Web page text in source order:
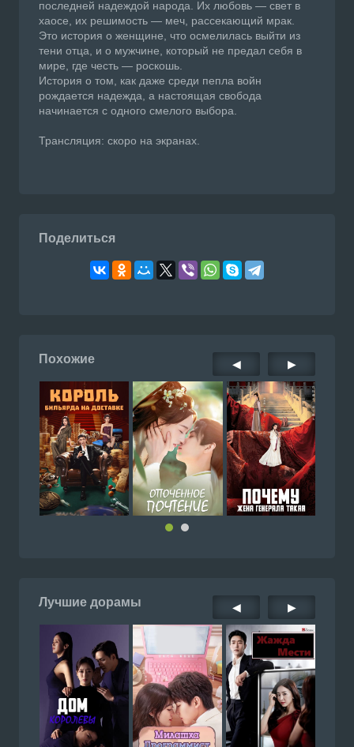
последней надеждой народа. Их любовь — свет в
хаосе, их решимость — меч, рассекающий мрак.
Это история о женщине, что осмелилась выйти из
тени отца, и о мужчине, который не предал себя в
мире, где честь — роскошь.
История о том, как даже среди пепла войн
рождается надежда, а настоящая свобода
начинается с одного смелого выбора.
Трансляция: скоро на экранах.
Поделиться
Похожие ◀ ▶
Лучшие дорамы ◀ ▶